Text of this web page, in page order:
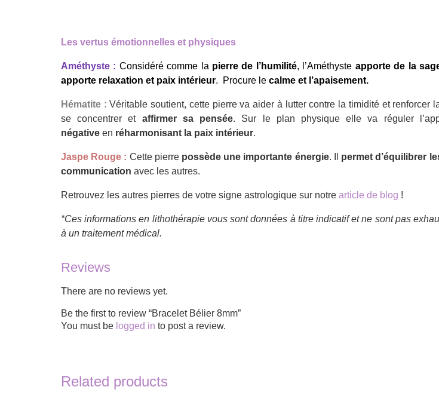
Les vertus émotionnelles et physiques
Améthyste : Considéré comme la pierre de l’humilité, l’Améthyste apporte de la
apporte relaxation et paix intérieur. Procure le calme et l’apaisement.
Hématite : Véritable soutient, cette pierre va aider à lutter contre la timidité et renforcer
se concentrer et affirmer sa pensée. Sur le plan physique elle va réguler
négative en réharmonisant la paix intérieur.
Jaspe Rouge : Cette pierre possède une importante énergie. Il permet d’équilibrer
communication avec les autres.
Retrouvez les autres pierres de votre signe astrologique sur notre article de blog !
*Ces informations en lithothérapie vous sont données à titre indicatif et ne sont pas
à un traitement médical.
Reviews
There are no reviews yet.
Be the first to review “Bracelet Bélier 8mm”
You must be logged in to post a review.
Related products